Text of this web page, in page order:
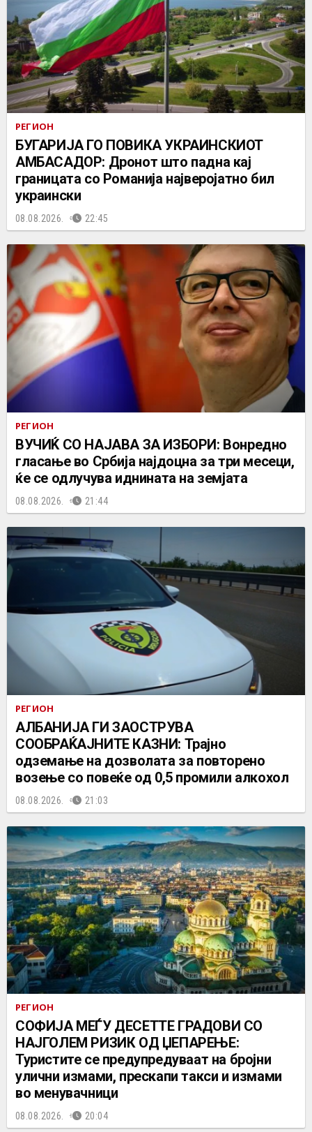
РЕГИОН
БУГАРИЈА ГО ПОВИКА УКРАИНСКИОТ
АМБАСАДОР: Дронот што падна кај
границата со Романија најверојатно бил
украински
08.08.2026. 22:45
РЕГИОН
ВУЧИЌ СО НАЈАВА ЗА ИЗБОРИ: Вонредно
гласање во Србија најдоцна за три месеци,
ќе се одлучува иднината на земјата
08.08.2026. 21:44
РЕГИОН
АЛБАНИЈА ГИ ЗАОСТРУВА
СООБРАЌАЈНИТЕ КАЗНИ: Трајно
одземање на дозволата за повторено
возење со повеќе од 0,5 промили алкохол
08.08.2026. 21:03
РЕГИОН
СОФИЈА МЕЃУ ДЕСЕТТЕ ГРАДОВИ СО
НАЈГОЛЕМ РИЗИК ОД ЏЕПАРЕЊЕ:
Туристите се предупредуваат на бројни
улични измами, прескапи такси и измами
во менувачници
08.08.2026. 20:04